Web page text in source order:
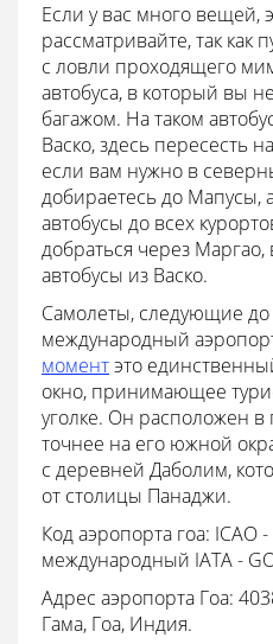
Если у вас много вещей,
рассматривайте, так как
с ловли проходящего
автобуса, в который вы
багажом. На таком
Васко, здесь пересесть
если вам нужно в
добираетесь до Мапусы,
автобусы до всех
добраться через Маргао,
автобусы из Васко.
Самолеты, следующие
международный
моментэто
окно, принимающее
уголке. Он расположен в
точнее на его южной
с деревней Даболим,
от столицы Панаджи.
Код аэропорта гоа: ICAO
международный IATA -
Адрес аэропорта Гоа:
Гама, Гоа, Индия.